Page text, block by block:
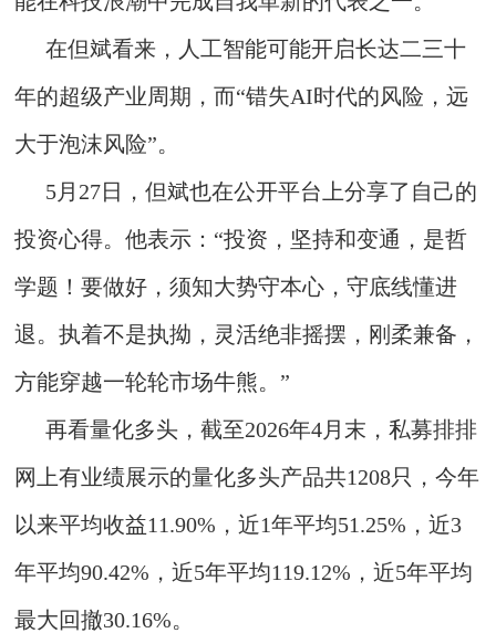
在但斌看来，人工智能可能开启长达二三十
年的超级产业周期，而“错失AI时代的风险，远
大于泡沫风险”。
5月27日，但斌也在公开平台上分享了自己的
投资心得。他表示：“投资，坚持和变通，是哲
学题！要做好，须知大势守本心，守底线懂进
退。执着不是执拗，灵活绝非摇摆，刚柔兼备，
方能穿越一轮轮市场牛熊。”
再看量化多头，截至2026年4月末，私募排排
网上有业绩展示的量化多头产品共1208只，今年
以来平均收益11.90%，近1年平均51.25%，近3
年平均90.42%，近5年平均119.12%，近5年平均
最大回撤30.16%。